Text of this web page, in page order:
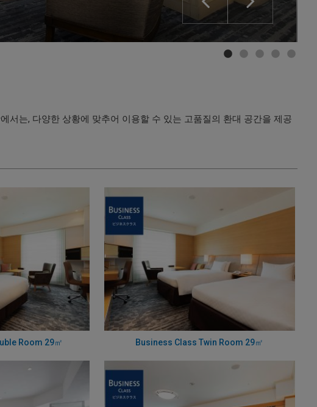
서는, 다양한 상황에 맞추어 이용할 수 있는 고품질의 환대 공간을 제공
Room 29㎡ Business Class Twin Room 29㎡